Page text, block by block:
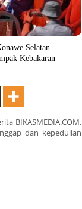
Selatan
Kebakaran
BIKASMEDIA.COM,
dan kepedulian